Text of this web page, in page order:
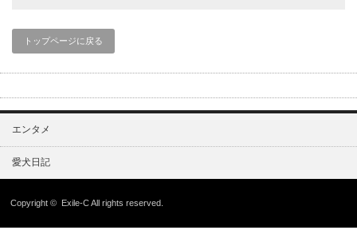
トップページに戻る
エンタメ
愛犬日記
Copyright © Exile-CAll rights reserved.